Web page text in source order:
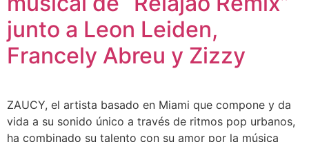
junto a Leon Leiden,
Francely Abreu y Zizzy
ZAUCY, el artista basado en Miami que compone y da
vida a su sonido único a través de ritmos pop urbanos,
ha combinado su talento con su amor por la música